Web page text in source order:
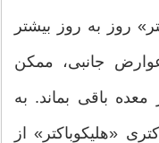
روز به روز بیشتر
جانبی، ممکن
باقی بماند. به
«هلیکوباکتر» از